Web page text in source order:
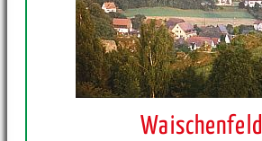
Waischenfeld